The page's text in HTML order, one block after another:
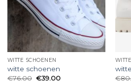
WITTE SCHOENEN
witte schoenen
€76.00 €39.00
€